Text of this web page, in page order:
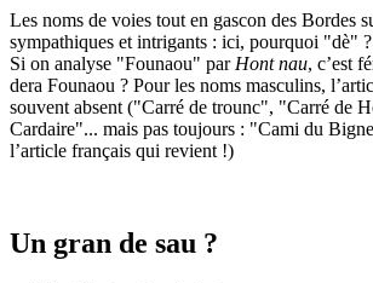
Les noms de voies tout en gascon des Bordes
sympathiques et intrigants : ici, pourquoi "dè" ?
Si on analyse "Founaou" par Hont nau, c’est
dera Founaou ? Pour les noms masculins,
souvent absent ("Carré de trounc", "Carré de
Cardaire"... mais pas toujours : "Cami du
l’article français qui revient !)
Un gran de sau ?